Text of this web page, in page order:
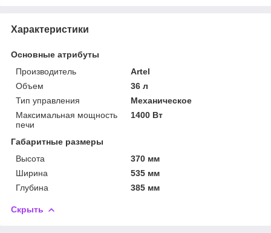
Характеристики
Основные атрибуты
Производитель
Artel
Объем
36 л
Тип управления
Механическое
Максимальная мощность
печи
1400 Вт
Габаритные размеры
Высота
370 мм
Ширина
535 мм
Глубина
385 мм
Скрыть